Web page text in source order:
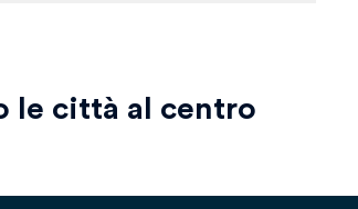
le città al centro